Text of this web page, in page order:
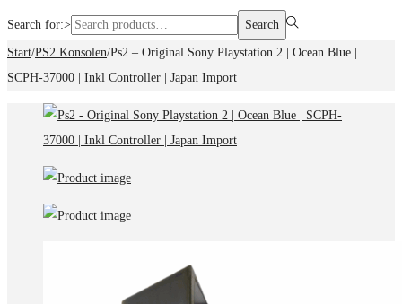
Search for:> Search
Start/PS2 Konsolen/Ps2 – Original Sony Playstation 2 | Ocean Blue |
SCPH-37000 | Inkl Controller | Japan Import